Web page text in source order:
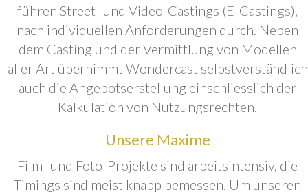
führen Street- und Video-Castings (E-Castings),
nach individuellen Anforderungen durch. Neben
dem Casting und der Vermittlung von Modellen
aller Art übernimmt Wondercast selbstverständlich
auch die Angebotserstellung einschliesslich der
Kalkulation von Nutzungsrechten.
Unsere Maxime
Film- und Foto-Projekte sind arbeitsintensiv, die
Timings sind meist knapp bemessen. Um unseren